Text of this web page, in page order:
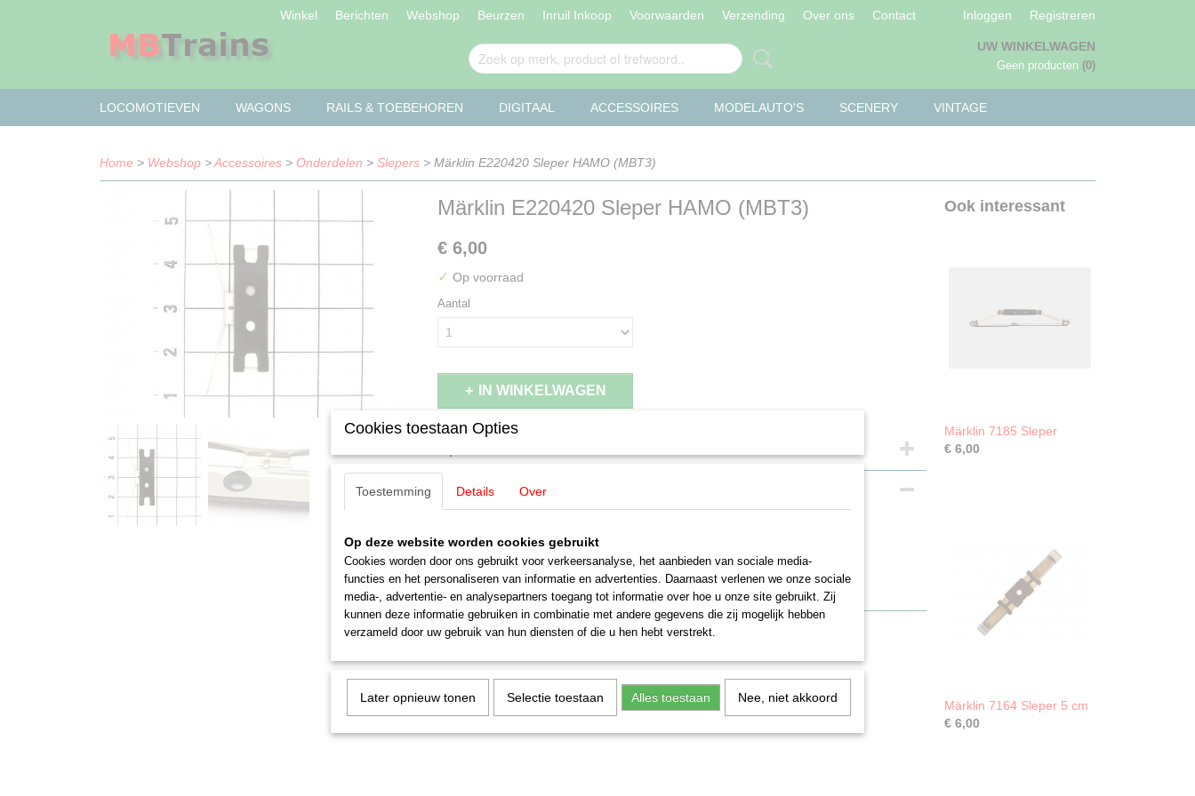
Winkel Berichten Webshop Beurzen Inruil Inkoop Voorwaarden Verzending Over ons Contact Inloggen Registreren
UW WINKELWAGEN
Geen producten (0)
LOCOMOTIEVEN WAGONS RAILS & TOEBEHOREN DIGITAAL ACCESSOIRES MODELAUTO'S SCENERY VINTAGE
Home > Webshop >Accessoires > Onderdelen > Slepers > Märklin E220420 Sleper HAMO (MBT3)
Märklin E220420 Sleper HAMO (MBT3)
€ 6,00
✓ Op voorraad
Aantal
IN WINKELWAGEN
Productcode leverancier
Schaal
Omschrijving
Märklin E220420 Sleper HAMO
gelijkstroom sleper
Ook interessant
Märklin 7185 Sleper
€ 6,00
Märklin 7164 Sleper 5 cm
€ 6,00
Cookies toestaan Opties
Toestemming Details Over
Op deze website worden cookies gebruikt
Cookies worden door ons gebruikt voor verkeersanalyse, het aanbieden van sociale media-
functies en het personaliseren van informatie en advertenties. Daarnaast verlenen we onze sociale
media-, advertentie- en analysepartners toegang tot informatie over hoe u onze site gebruikt. Zij
kunnen deze informatie gebruiken in combinatie met andere gegevens die zij mogelijk hebben
verzameld door uw gebruik van hun diensten of die u hen hebt verstrekt.
Later opnieuw tonen Selectie toestaan Alles toestaan Nee, niet akkoord